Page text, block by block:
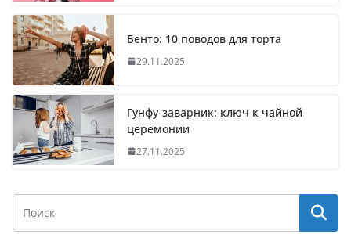
Бенто: 10 поводов для торта
29.11.2025
Гунфу-заварник: ключ к чайной
церемонии
27.11.2025